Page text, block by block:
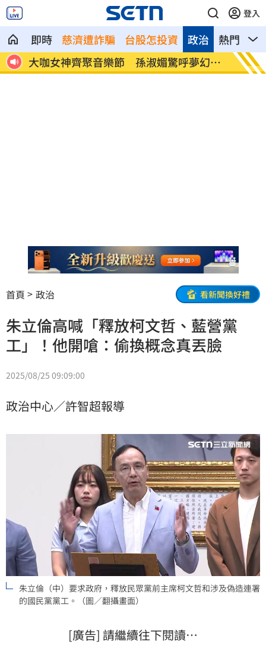
登入
即時 慈濟遭詐騙 台股怎投資 熱門 影
政治
大咖女神齊聚音樂節 孫淑媚驚呼夢幻組
合
鬼月
首頁 政治 看新聞換好禮
朱立倫高喊「釋放柯文哲、藍營黨
工」！他開嗆：偷換概念真丟臉
2025/08/25 09:09:00
政治中心／許智超報導
朱立倫（中）要求政府，釋放民眾黨前主席柯文哲和涉及偽造連署
的國民黨黨工。（圖／翻攝畫面）
[廣告] 請繼續往下閱讀…